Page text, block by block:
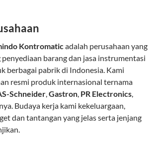
Kontromaticadalah perusahaan yang
barang dan jasa instrumentasi
berbagai pabrik di Indonesia. Kami
resmi produk internasional ternama
Schneider,Gastron, PR Electronics,
Budaya kerja kami kekeluargaan,
dan tantangan yang jelas serta jenjang